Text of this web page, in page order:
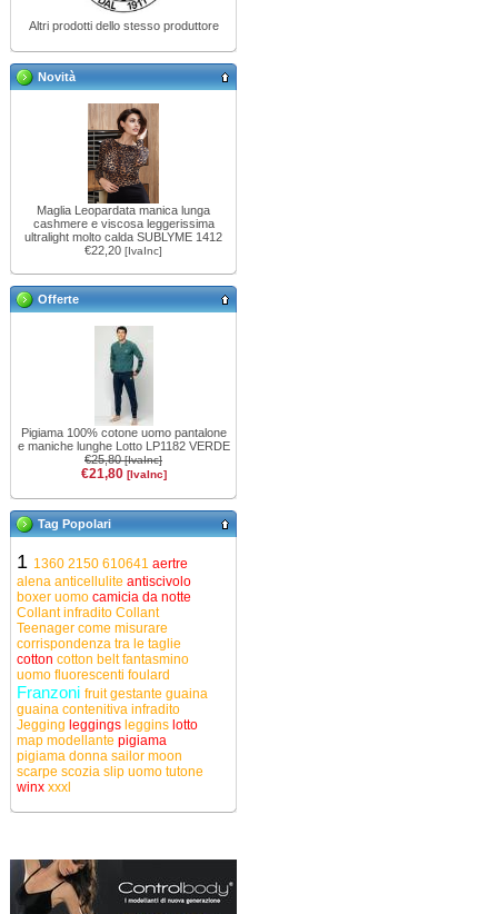
Altri prodotti dello stesso produttore
Novità
Maglia Leopardata manica lunga
cashmere e viscosa leggerissima
ultralight molto calda SUBLYME 1412
€22,20 [IvaInc]
Offerte
Pigiama 100% cotone uomo pantalone
e maniche lunghe Lotto LP1182 VERDE
€25,80[IvaInc]
€21,80 [IvaInc]
Tag Popolari
1 1360 2150 610641 aertre
alena anticellulite antiscivolo
boxer uomo camicia da notte
Collant infradito Collant
Teenager come misurare
corrispondenza tra le taglie
cotton cotton beltfantasmino
uomo fluorescenti foulard
Franzoni fruitgestante guaina
guaina contenitiva infradito
Jegging leggings leggins lotto
map modellante pigiama
pigiama donna sailor moon
scarpe scozia slip uomo tutone
winx xxxl